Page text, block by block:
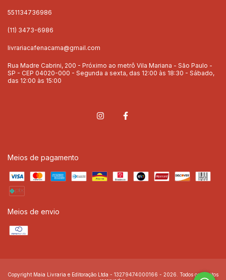
551134736986
(11) 3473-6986
livrariacafenacama@gmail.com
Rua Madre Cabrini, 200 - Próximo ao metrô Vila Mariana - São Paulo -
SP - CEP 04020-000 - Segunda a sexta, das 12:00 às 18:30 - Sábado,
das 12:00 às 15:00
Meios de pagamento
Meios de envio
Copyright Maia Livraria e Editoração Ltda - 13279474000166 - 2026. Todos os direitos